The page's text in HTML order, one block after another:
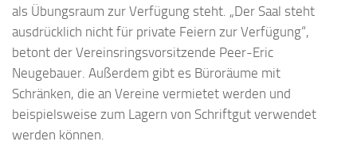
als Übungsraum zur Verfügung steht. „Der Saal steht
ausdrücklich nicht für private Feiern zur Verfügung“,
betont der Vereinsringsvorsitzende Peer-Eric
Neugebauer. Außerdem gibt es Büroräume mit
Schränken, die an Vereine vermietet werden und
beispielsweise zum Lagern von Schriftgut verwendet
werden können.